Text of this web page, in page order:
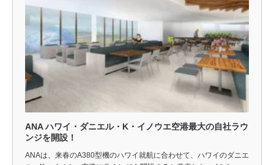
ANA ハワイ・ダニエル・K・イノウエ空港最大の自社ラウ
ンジを開設！
ANAは、来春のA380型機のハワイ就航に合わせて、ハワイのダニエ